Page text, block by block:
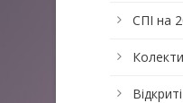
СПІ на